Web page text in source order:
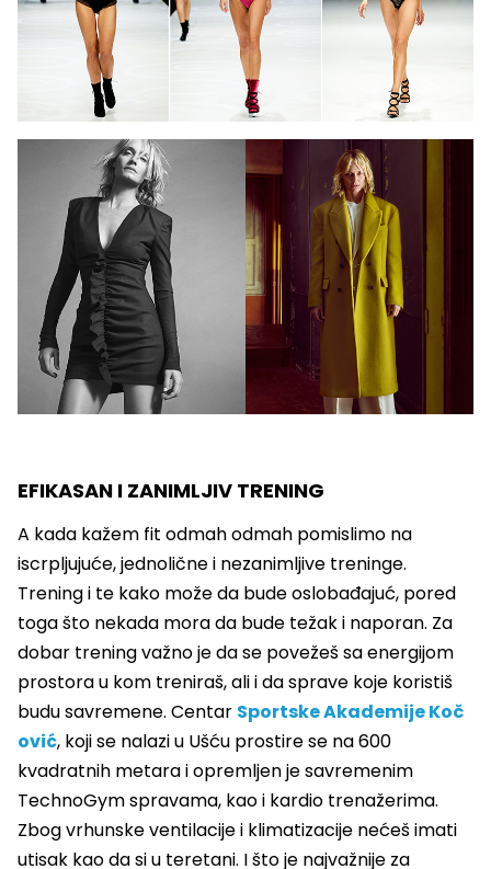
EFIKASAN I ZANIMLJIV TRENING
A kada kažem fit odmah odmah pomislimo na
iscrpljujuće, jednolične i nezanimljive treninge.
Trening i te kako može da bude oslobađajuć, pored
toga što nekada mora da bude težak i naporan. Za
dobar trening važno je da se povežeš sa energijom
prostora u kom treniraš, ali i da sprave koje koristiš
budu savremene. Centar Sportske Akademije Koč
ović, koji se nalazi u Ušću prostire se na 600
kvadratnih metara i opremljen je savremenim
TechnoGym spravama, kao i kardio trenažerima.
Zbog vrhunske ventilacije i klimatizacije nećeš imati
utisak kao da si u teretani. I što je najvažnije za